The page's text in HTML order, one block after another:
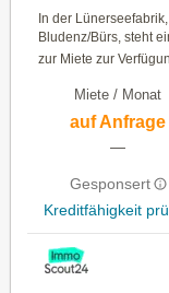
In der
Bludenz/Bürs, steht
zur Miete zur
Miete / Monat
auf Anfrage
—
Gesponsert
Kreditfähigkeit